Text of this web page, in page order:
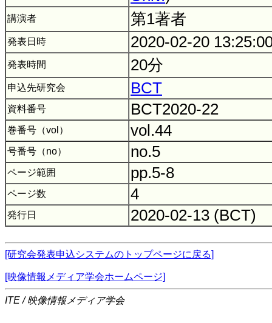
講演者 第1著者
発表日時 2020-02-20
発表時間 20分
申込先研究会 BCT
資料番号 BCT2020-22
巻番号（vol） vol.44
号番号（no） no.5
ページ範囲 pp.5-8
ページ数 4
発行日 2020-02-13 (BCT)
[研究会発表申込システムのトップページに戻る]
[映像情報メディア学会ホームページ]
ITE / 映像情報メディア学会